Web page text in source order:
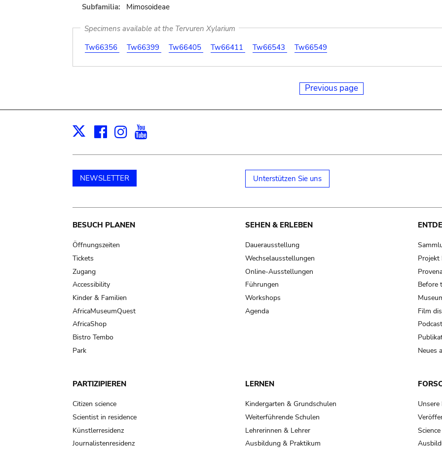
Subfamilia:
Mimosoideae
Specimens available at the Tervuren Xylarium
Tw66356
Tw66399 Tw66405 Tw66411 Tw66543 Tw66549
Previous page
X Facebook
Instagram
NEWSLETTER Unterstützen Sie uns
Main
navigation
BESUCH PLANEN
Öffnungszeiten
Tickets
Zugang
Accessibility
Kinder & Familien
AfricaMuseumQuest
AfricaShop
Bistro Tembo
Park
SEHEN & ERLEBEN
Dauerausstellung
Wechselausstellungen
Online-Ausstellungen
Führungen
Workshops
Agenda
Projekt
Before
Film
Neues
PARTIZIPIEREN
Citizen science
Scientist in residence
Künstlerresidenz
Journalistenresidenz
LERNEN
Kindergarten & Grundschulen
Weiterführende Schulen
Lehrerinnen & Lehrer
Ausbildung & Praktikum